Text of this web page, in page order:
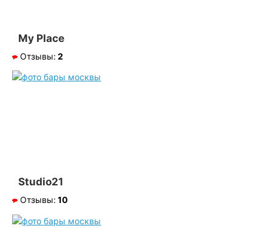
My Place
Отзывы: 2
Studio21
Отзывы: 10